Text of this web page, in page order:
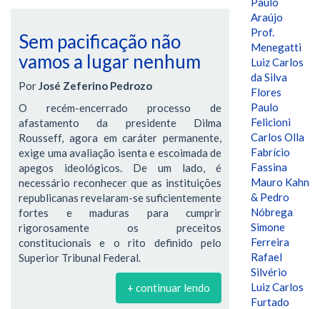
Sem pacificação não
vamos a lugar nenhum
PorJosé Zeferino Pedrozo
O recém-encerrado processo de
afastamento da presidente Dilma
Rousseff, agora em caráter permanente,
exige uma avaliação isenta e escoimada de
apegos ideológicos. De um lado, é
necessário reconhecer que as instituições
republicanas revelaram-se suficientemente
fortes e maduras para cumprir
rigorosamente os preceitos
constitucionais e o rito definido pelo
Superior Tribunal Federal.
+ continuar lendo
Araújo
Prof.
Menegatti
Luiz Carlos
da Silva
Flores
Paulo
Felicioni
Carlos Olla
Fabrício
Fassina
Mauro Kahn
& Pedro
Nóbrega
Simone
Ferreira
Rafael
Silvério
Luiz Carlos
Furtado